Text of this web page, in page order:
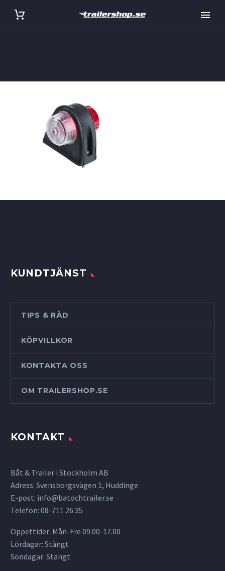
KUNDTJÄNST
TIPS & RÅD
KÖPVILLKOR
KONTAKTA OSS
OM TRAILERSHOP.SE
KONTAKT
Båt & Trailer i Stockholm AB
Adress: Svensborgsvägen 1, Huddinge
E-post: info@batochtrailer.se
Telefon: 08-711 26 35
Öppettider: Mån-Fre 09.00-17.00
Lördagar: Stängt
Söndagar: Stängt